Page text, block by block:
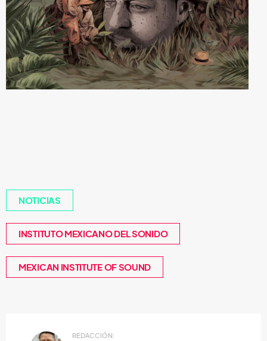
NOTICIAS
INSTITUTO MEXICANO DEL SONIDO
MEXICAN INSTITUTE OF SOUND
REDACCIÓN: